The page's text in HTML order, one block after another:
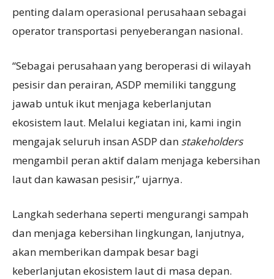
penting dalam operasional perusahaan sebagai
operator transportasi penyeberangan nasional.
“Sebagai perusahaan yang beroperasi di wilayah
pesisir dan perairan, ASDP memiliki tanggung
jawab untuk ikut menjaga keberlanjutan
ekosistem laut. Melalui kegiatan ini, kami ingin
mengajak seluruh insan ASDP dan stakeholders
mengambil peran aktif dalam menjaga kebersihan
laut dan kawasan pesisir,” ujarnya.
Langkah sederhana seperti mengurangi sampah
dan menjaga kebersihan lingkungan, lanjutnya,
akan memberikan dampak besar bagi
keberlanjutan ekosistem laut di masa depan.